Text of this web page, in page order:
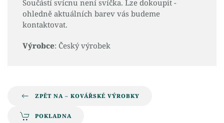
Součástí svícnu není svíčka. Lze dokoupit -
ohledně aktuálních barev vás budeme
kontaktovat.
Výrobce: Český výrobek
ZPĚT NA – KOVÁŘSKÉ VÝROBKY
POKLADNA